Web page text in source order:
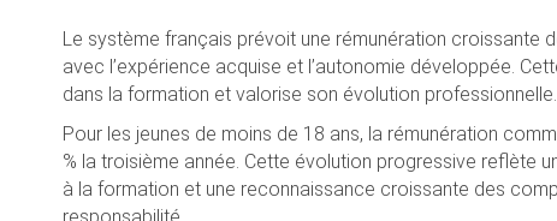
Le système français prévoit une rémunération croissante
avec l’expérience acquise et l’autonomie développée.
dans la formation et valorise son évolution professionnelle.
Pour les jeunes de moins de 18 ans, la rémunération
% la troisième année. Cette évolution progressive reflète
à la formation et une reconnaissance croissante des